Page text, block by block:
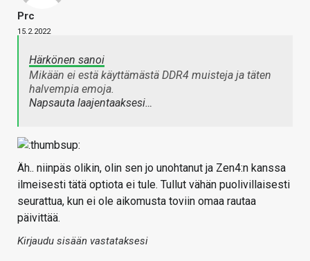
Prc
15.2.2022
Härkönen sanoi
Mikään ei estä käyttämästä DDR4 muisteja ja täten
halvempia emoja.
Napsauta laajentaaksesi…
Äh.. niinpäs olikin, olin sen jo unohtanut ja Zen4:n kanssa
ilmeisesti tätä optiota ei tule. Tullut vähän puolivillaisesti
seurattua, kun ei ole aikomusta toviin omaa rautaa
päivittää.
Kirjaudu sisään vastataksesi